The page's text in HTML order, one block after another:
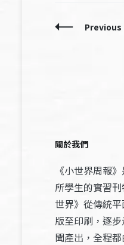
Posts
Previous
關於我們
《小世界周報
所學生的實習
世界》從傳統
版至印刷，逐
聞產出，全程